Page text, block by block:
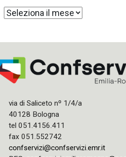
Archivi
via di Saliceto nº 1/4/a
40128 Bologna
tel 051.4156.411
fax 051.552742
confservizi@confservizi.emr.it